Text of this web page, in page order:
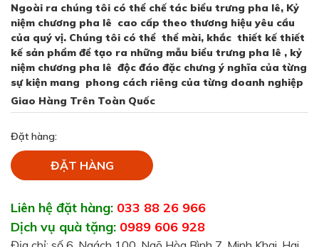
Ngoài ra chúng tôi có thể chế tác biểu trưng pha lê, Kỷ
niệm chương pha lê cao cấp theo thương hiệu yêu cầu
của quý vị. Chúng tôi có thể thể mài, khắc thiết kế thiết
kế sản phẩm để tạo ra những mẫu biểu trưng pha lê , kỷ
niệm chương pha lê độc đáo đặc chưng ý nghĩa của từng
sự kiện mang phong cách riêng của từng doanh nghiệp
Giao Hàng Trên Toàn Quốc
Đặt hàng:
ĐẶT HÀNG
Liên hệ đặt hàng: 033 88 26 966
Dịch vụ quà tặng: 0989 606 928